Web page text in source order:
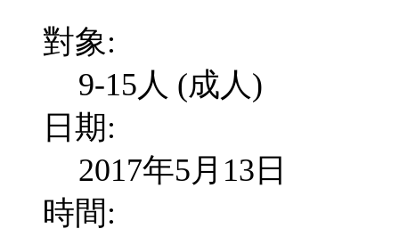
對象:
9-15人 (成人)
日期:
2017年5月13日
時間: